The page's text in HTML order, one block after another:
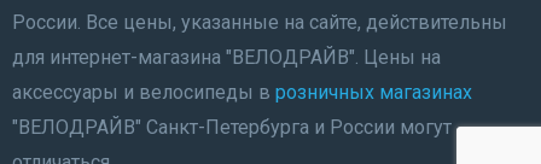
России. Все цены, указанные на сайте, действительны
для интернет-магазина "ВЕЛОДРАЙВ". Цены на
аксессуары и велосипеды в розничных магазинах
"ВЕЛОДРАЙВ" Санкт-Петербурга и России могут